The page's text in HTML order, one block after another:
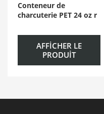
Conteneur de
charcuterie PET 24 oz r
AFFICHER LE
PRODUIT